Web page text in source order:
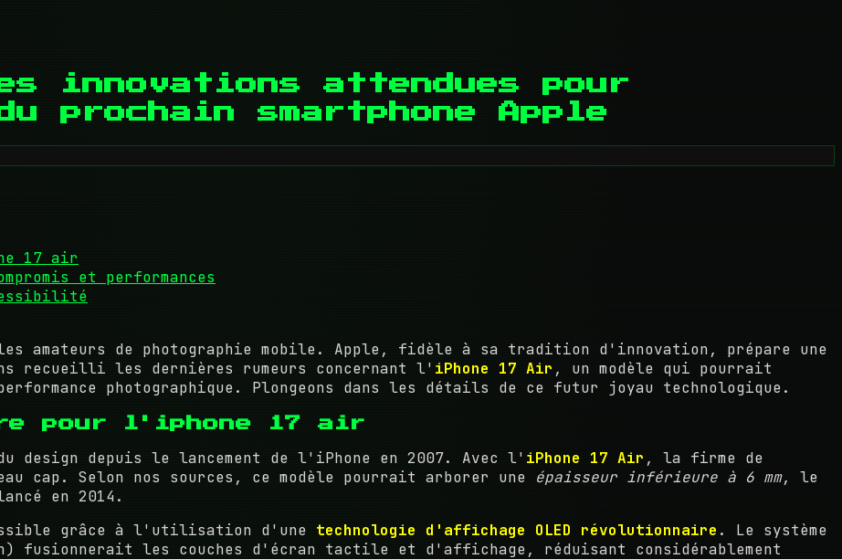
innovations attendues pour
prochain smartphone Apple
17 air
et performances
les amateurs de photographie mobile. Apple, fidèle à sa tradition d'innovation, prépare une
recueilli les dernières rumeurs concernant l' iPhone 17 Air , un modèle qui pourrait
photographique. Plongeons dans les détails de ce futur joyau technologique.
pour l'iphone 17 air
design depuis le lancement de l'iPhone en 2007. Avec l' iPhone 17 Air , la firme de
cap. Selon nos sources, ce modèle pourrait arborer une épaisseur inférieure à 6 mm, le
en 2014.
grâce à l'utilisation d'une technologie d'affichage OLED révolutionnaire . Le système
fusionnerait les couches d'écran tactile et d'affichage, réduisant considérablement